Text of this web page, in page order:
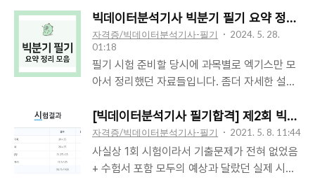
빅데이터분석기사 빅분기 필기 요약 정리
자격증/빅데이터분석기사-필기
2024. 5. 28.
01:18
필기 시험 준비할 당시에 과목별로 엑기스만 모
아서 정리했던 자료들입니다. 좀더 자세한 설명
시면 정리 포스팅 찾으실 수 있을 거에요. 아래
링크 달아두었으니 주요 키워드와 함께 참고하
세요. 시험 준비하시는 분들 도움되시기 바랍니
다. 과목요약 정리 링크주요 키워드[1과목]분석
[빅데이터분석기사 필기합격] 제2회 빅데이
자격증/빅데이터분석기사-필기 2021. 5. 8. 11:44
사실상 1회 시험이라서 기출문제가 전혀 없었음
+ 수험서 포함 모두의 예상과 달랐던 실제 시험